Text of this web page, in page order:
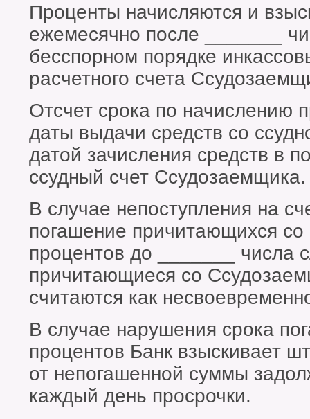
Проценты начисляются и
ежемесячно после _______
бесспорном порядке
расчетного счета
Отсчет срока по начислению
даты выдачи средств со
датой зачисления средств в
ссудный счет Ссудозаемщика.
В случае непоступления на
погашение причитающихся
процентов до _______ числа
причитающиеся со
считаются как
В случае нарушения срока
процентов Банк взыскивает
от непогашенной суммы
каждый день просрочки.